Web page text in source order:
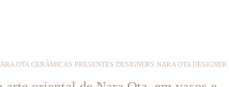
OTA CERÂMICAS PRESENTES DESIGNERS NARA OTA DESIGNER